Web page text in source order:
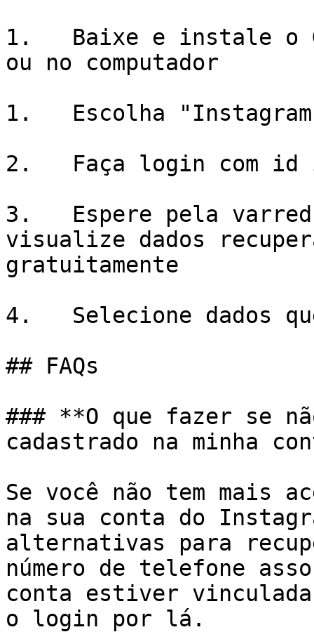
1.   Baixe e instale o
ou no computador
1.   Escolha
2.   Faça login com id
3.   Espere pela
visualize dados
gratuitamente
4.   Selecione dados
## FAQs
### **O que fazer se
cadastrado na minha
Se você não tem mais
na sua conta do
alternativas para
número de telefone
conta estiver
o login por lá.